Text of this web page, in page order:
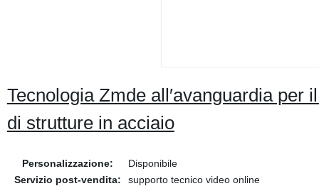
Tecnologia Zmde all′avanguardia per
di strutture in acciaio
Personalizzazione:
Disponibile
Servizio post-vendita:
supporto tecnico video online